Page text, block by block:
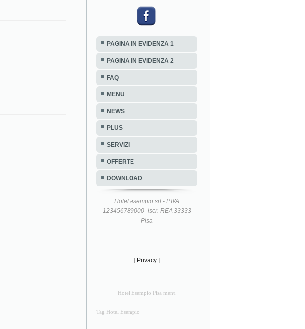
PAGINA IN EVIDENZA 1
PAGINA IN EVIDENZA 2
FAQ
MENU
NEWS
PLUS
SERVIZI
OFFERTE
DOWNLOAD
Hotel esempio srl - P.IVA
123456789000- iscr. REA 33333
Pisa
[ Privacy ]
Hotel Esempio Pisa menu
Tag Hotel Esempio